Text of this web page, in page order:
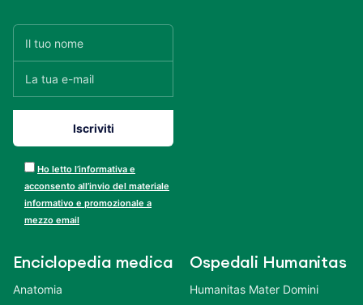
Ho letto l’informativa e
acconsento all’invio del materiale
informativo e promozionale a
mezzo email
Enciclopedia medica
Anatomia
Ospedali Humanitas
Humanitas Mater Domini